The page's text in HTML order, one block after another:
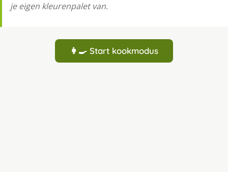
je eigen kleurenpalet van.
👩‍🍳 Start kookmodus